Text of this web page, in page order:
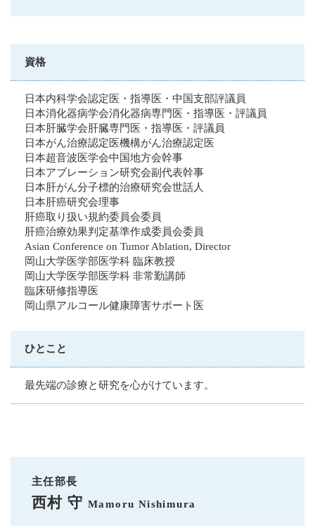
資格
日本内科学会認定医・指導医・中国支部評議員
日本消化器病学会消化器病専門医・指導医・評議員
日本肝臓学会肝臓専門医・指導医・評議員
日本がん治療認定医機構がん治療認定医
日本超音波医学会中国地方会幹事
日本アブレーション研究会副代表幹事
日本肝がん分子標的治療研究会世話人
日本肝癌研究会理事
肝癌取り扱い規約委員会委員
肝癌治療効果判定基準作成委員会委員
Asian Conference on Tumor Ablation, Director
岡山大学医学部医学科 臨床教授
岡山大学医学部医学科 非常勤講師
臨床研修指導医
岡山県アルコール健康障害サポート医
ひとこと
最先端の診療と研究を心がけています。
主任部長
西村 守 Mamoru Nishimura